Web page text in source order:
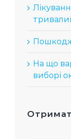
На що
виборі